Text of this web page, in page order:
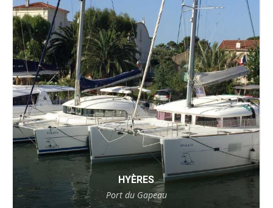
HYÈRES
Port du Gapeau